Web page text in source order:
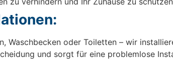
Waschbecken oder Toiletten – wir
und sorgt für eine problemlose